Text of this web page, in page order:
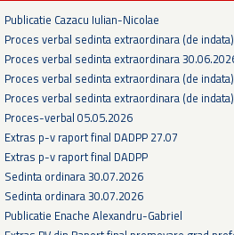
Publicatie Cazacu Iulian-Nicolae
Proces verbal sedinta extraordinara (de
Proces verbal sedinta extraordinara
Proces verbal sedinta extraordinara (de
Proces verbal sedinta extraordinara (de
Proces-verbal 05.05.2026
Extras p-v raport final DADPP 27.07
Extras p-v raport final DADPP
Sedinta ordinara 30.07.2026
Sedinta ordinara 30.07.2026
Publicatie Enache Alexandru-Gabriel